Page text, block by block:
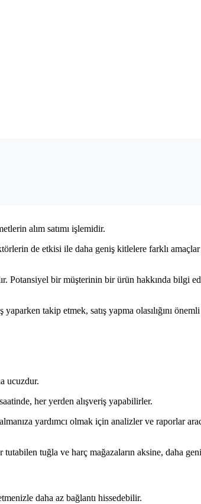
alım satımı işlemidir.
de etkisi ile daha geniş kitlelere farklı amaçlar
Potansiyel bir müşterinin bir ürün hakkında bilgi
takip etmek, satış yapma olasılığını
ucuzdur.
her yerden alışveriş yapabilirler.
yardımcı olmak için analizler ve raporlar
tuğla ve harç mağazaların aksine, daha
daha az bağlantı hissedebilir.